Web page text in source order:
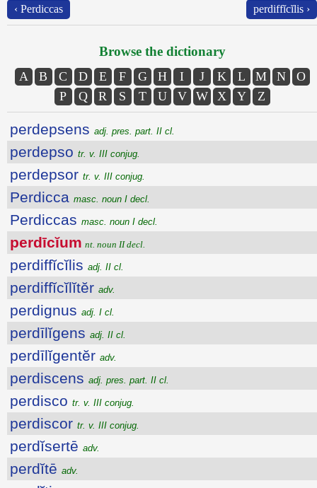
‹ Perdiccas perdiffĭcĭlis ›
Browse the dictionary
A B C D E F G H I J K L M N
O
P
Q R S T U V W X Y Z
perdepsens adj. pres. part. II cl.
perdepso tr. v. III conjug.
perdepsor tr. v. III conjug.
Perdicca masc. noun I decl.
Perdiccas masc. noun I decl.
perdīcĭum nt. noun II decl.
perdiffĭcĭlis adj. II cl.
perdiffĭcĭlĭtĕr adv.
perdignus adj. I cl.
perdīlĭgens adj. II cl.
perdīlĭgentĕr adv.
perdiscens adj. pres. part. II cl.
perdisco tr. v. III conjug.
perdiscor tr. v. III conjug.
perdĭsertē adv.
perdĭtē adv.